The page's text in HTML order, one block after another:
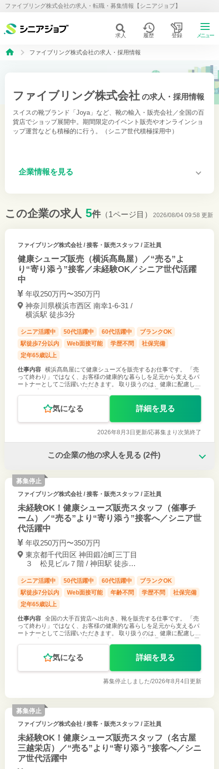
ファイブリング株式会社の求人・転職・募集情報【シニアジョブ】
求人 履歴 登録 メニュー
ファイブリング株式会社の求人・採用情報
ファイブリング株式会社 の求人・採用情報
スイスの靴ブランド「Joya」など、靴の輸入・販売会社／全国の百
貨店でショップ展開中。期間限定のイベント販売やオンラインショ
ップ運営なども積極的に行う。（シニア世代積極採用中）
企業情報を見る
この企業の求人 5件 （1ページ目） 2026/08/04 09:58 更新
ファイブリング株式会社/ 接客・販売スタッフ / 正社員
健康シューズ販売（横浜髙島屋）／“売る”よ
り“寄り添う”接客／未経験OK／シニア世代活躍
中
年収250万円〜350万円
神奈川県横浜市西区 南幸1-6-31 /
横浜駅 徒歩3分
シニア活躍中 50代活躍中 60代活躍中
ブランクOK
駅徒歩7分以内
Web面接可能 学歴不問
社保完備
定年65歳以上
仕事内容 横浜髙島屋にて健康シューズを販売するお仕事です。 「売
って終わり」ではなく、お客様の健康的な暮らしを足元から支えるパ
ートナーとしてご活躍いただきます。 取り扱うのは、健康に配慮した
気になる 詳細を見る
2026年8月3日更新/応募集まり次第終了
この企業の他の求人を見る (2件)
募集停止
ファイブリング株式会社/ 接客・販売スタッフ / 正社員
未経験OK！健康シューズ販売スタッフ（催事チ
ーム）／“売る”より“寄り添う”接客へ／シニア世
代活躍中
年収250万円〜350万円
東京都千代田区 神田鍛冶町三丁目
３ 松見ビル７階 / 神田駅 徒歩2
シニア活躍中 50代活躍中 60代活躍中
ブランクOK
駅徒歩7分以内
Web面接可能 年齢不問 学歴不問
社保完備
定年65歳以上
仕事内容 全国の大手百貨店へ出向き、靴を販売する仕事です。 「売
って終わり」ではなく、お客様の健康的な暮らしを足元から支えるパ
ートナーとしてご活躍いただきます。 取り扱うのは、健康に配慮した
スイス生まれのシューズブランド『Joya』。 特許も取得している5層
からなるソー
気になる 詳細を見る
募集停止しました/2026年8月4日更新
募集停止
ファイブリング株式会社/ 接客・販売スタッフ / 正社員
未経験OK！健康シューズ販売スタッフ（名古屋
三越栄店）／“売る”より“寄り添う”接客へ／シニ
ア世代活躍中